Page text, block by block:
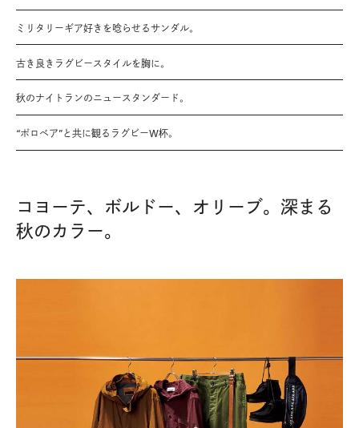
ミリタリーギア好きを唸らせるサンダル。
古き良きラグビースタイルを胸に。
秋のナイトランのニュースタンダード。
“ポロベア”と共に観るラグビーW杯。
コヨーテ、ボルドー、オリーブ。深まる
秋のカラー。